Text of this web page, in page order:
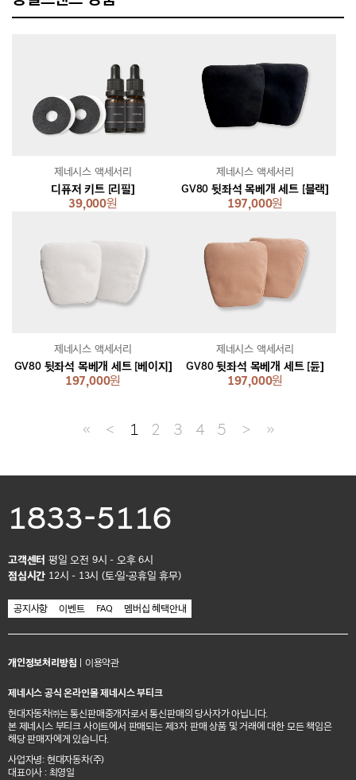
디퓨저 키트 [리필]
39,000원
제네시스 액세서리
GV80 뒷좌석 목베개 세트 [블랙]
197,000원
제네시스 액세서리
GV80 뒷좌석 목베개 세트 [베이지]
197,000원
제네시스 액세서리
GV80 뒷좌석 목베개 세트 [듄]
197,000원
제네시스 액세서리
≪ ＜ 1 2 3 4 5 ＞ ≫
1833-5116
고객센터 평일 오전 9시 - 오후 6시
점심시간 12시 - 13시 (토·일·공휴일 휴무)
공지사항 이벤트 FAQ 멤버십 혜택안내
개인정보처리방침 | 이용약관
제네시스 공식 온라인몰 제네시스 부티크
현대자동차㈜는 통신판매중개자로서 통신판매의 당사자가 아닙니다.
본 제네시스 부티크 사이트에서 판매되는 제3자 판매 상품 및 거래에 대한 모든 책임은
해당 판매자에게 있습니다.
사업자명: 현대자동차(주)
대표이사 : 최영일